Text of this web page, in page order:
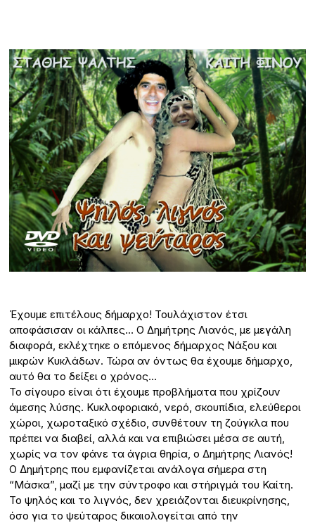
Έχουμε επιτέλους δήμαρχο! Τουλάχιστον έτσι
αποφάσισαν οι κάλπες… Ο Δημήτρης Λιανός, με μεγάλη
διαφορά, εκλέχτηκε ο επόμενος δήμαρχος Νάξου και
μικρών Κυκλάδων. Τώρα αν όντως θα έχουμε δήμαρχο,
αυτό θα το δείξει ο χρόνος…
Το σίγουρο είναι ότι έχουμε προβλήματα που χρίζουν
άμεσης λύσης. Κυκλοφοριακό, νερό, σκουπίδια, ελεύθεροι
χώροι, χωροταξικό σχέδιο, συνθέτουν τη ζούγκλα που
πρέπει να διαβεί, αλλά και να επιβιώσει μέσα σε αυτή,
χωρίς να τον φάνε τα άγρια θηρία, ο Δημήτρης Λιανός!
Ο Δημήτρης που εμφανίζεται ανάλογα σήμερα στη
“Μάσκα”, μαζί με την σύντροφο και στήριγμά του Καίτη.
Το ψηλός και το λιγνός, δεν χρειάζονται διευκρίνησης,
όσο για το ψεύταρος δικαιολογείται από την